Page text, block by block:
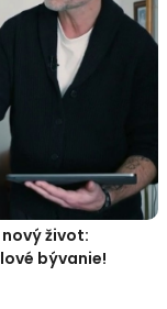
život:
bývanie!